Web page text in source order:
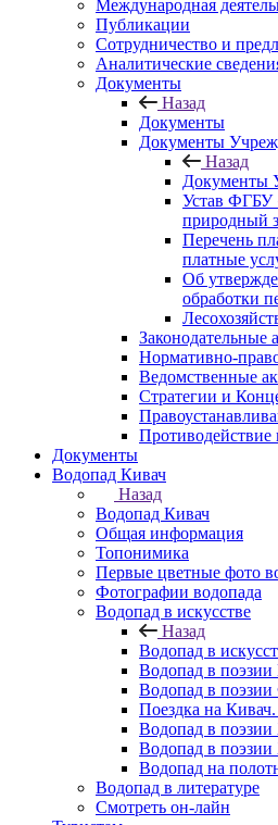
Международная
Публикации
Сотрудничество и
Аналитические
Документы
Назад
Документы
Документы
Назад
Документы
Устав ФГБУ
природный
Перечень
платные
Об
обработки
Законодательные
Нормативно-
Ведомственные
Стратегии и
Противодействие
Документы
Водопад Кивач
Назад
Водопад Кивач
Общая информация
Топонимика
Первые цветные фото
Фотографии водопада
Водопад в искусстве
Назад
Водопад в
Водопад в поэзии
Водопад в
Поездка на
Водопад в
Водопад в
Водопад на
Водопад в литературе
Смотреть он-лайн